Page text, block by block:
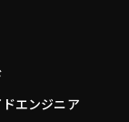
エンジニア